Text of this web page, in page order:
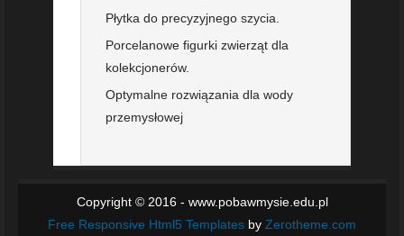
Płytka do precyzyjnego szycia.
Porcelanowe figurki zwierząt dla
kolekcjonerów.
Optymalne rozwiązania dla wody
przemysłowej
Copyright © 2016 - www.pobawmysie.edu.pl
Free Responsive Html5 Templates by Zerotheme.com